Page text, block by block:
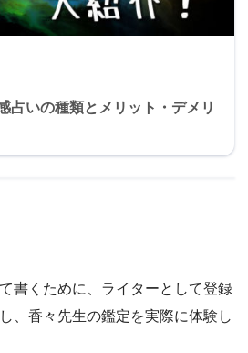
占いの種類とメリット・デメリ
書くために、ライターとして登録
、香々先生の鑑定を実際に体験し